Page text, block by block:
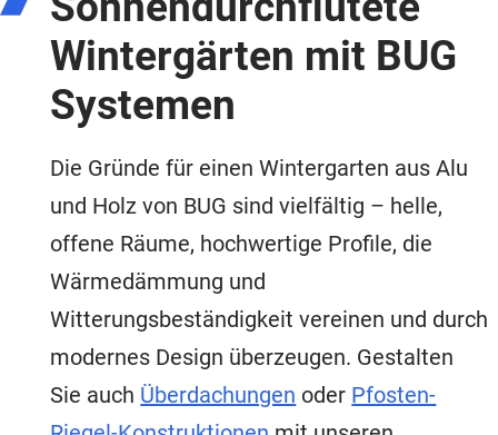
Wintergärten mit BUG
Systemen
Die Gründe für einen Wintergarten aus Alu
und Holz von BUG sind vielfältig – helle,
offene Räume, hochwertige Profile, die
Wärmedämmung und
Witterungsbeständigkeit vereinen und durch
modernes Design überzeugen. Gestalten
Sie auch Überdachungen oder Pfosten-